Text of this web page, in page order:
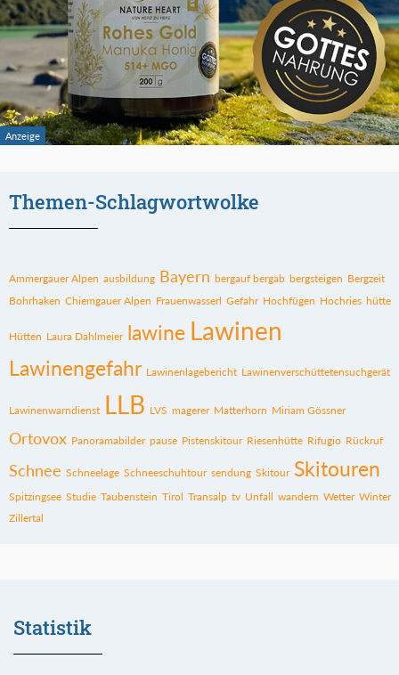
Themen-Schlagwortwolke
Ammergauer Alpen ausbildung Bayern bergauf bergab bergsteigen Bergzeit
Bohrhaken Chiemgauer Alpen Frauenwasserl Gefahr Hochfügen Hochries hütte
Hütten Laura Dahlmeier lawine Lawinen
Lawinengefahr Lawinenlagebericht Lawinenverschüttetensuchgerät
Lawinenwarndienst LLB LVS magerer Matterhorn Miriam Gössner
Ortovox Panoramabilder pause Pistenskitour Riesenhütte Rifugio Rückruf
Schnee Schneelage Schneeschuhtour sendung Skitour Skitouren
Spitzingsee Studie Taubenstein Tirol Transalp tv Unfall wandern Wetter Winter
Zillertal
Statistik